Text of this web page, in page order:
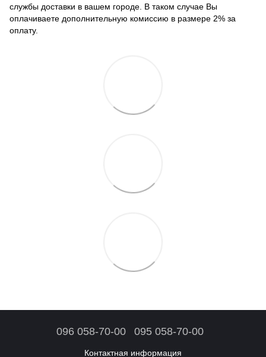
службы доставки в вашем городе. В таком случае Вы
оплачиваете дополнительную комиссию в размере 2% за
оплату.
096 058-70-00 095 058-70-00
Контактная информация